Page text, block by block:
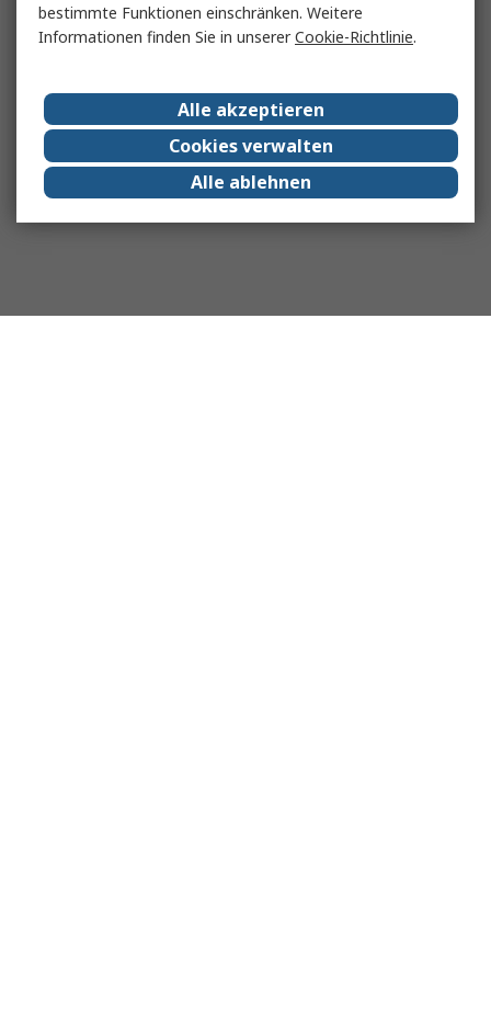
bestimmte Funktionen einschränken. Weitere
Informationen finden Sie in unsererCookie-Richtlinie.
Alle akzeptieren
Cookies verwalten
Alle ablehnen